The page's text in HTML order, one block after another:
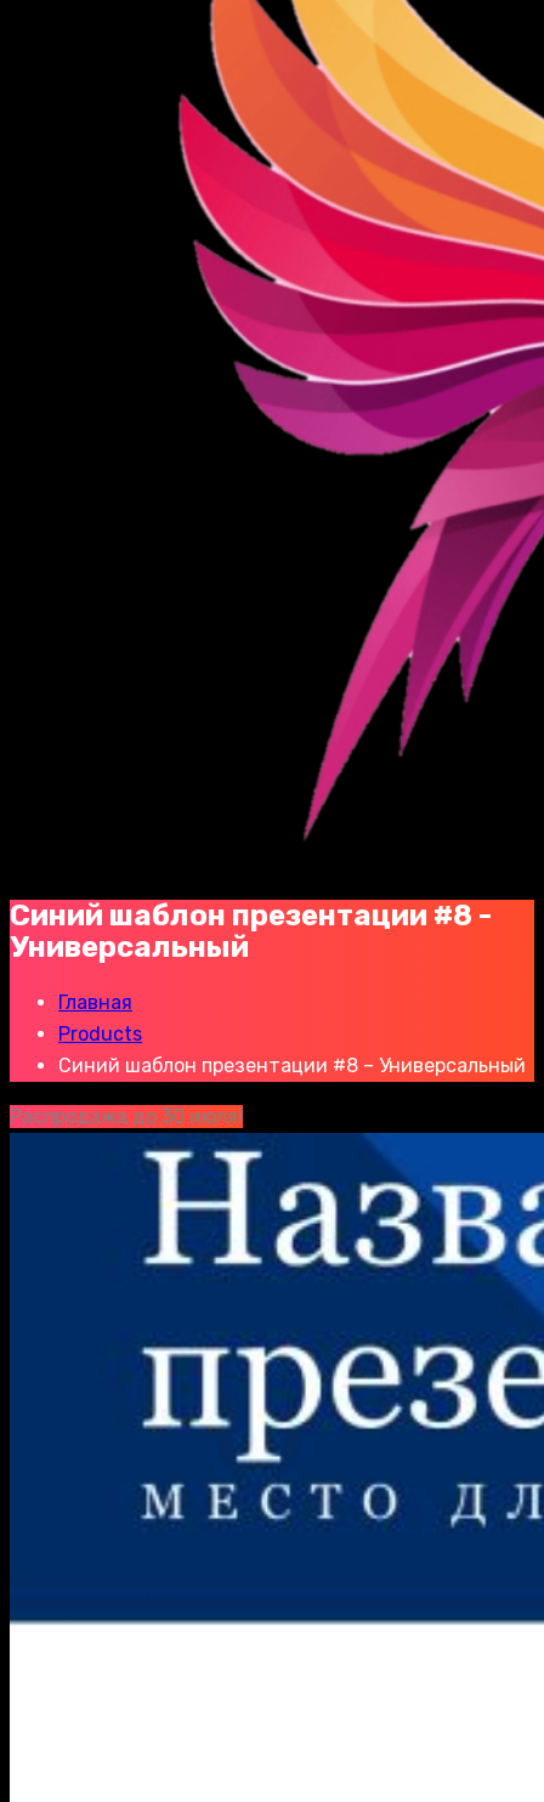
Синий шаблон презентации #8 -
Универсальный
Главная
Products
Синий шаблон презентации #8 – Универсальный
Распродажа до 30 июля!